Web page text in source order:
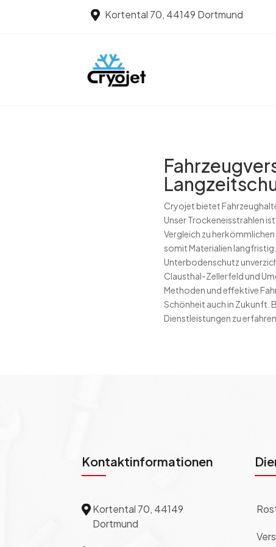
 Kortental 70, 44149 Dortmund
Cryojet bietet
Unser Trockeneisstrahlen
Vergleich zu
somit Materialien
Unterbodenschutz
Clausthal-Zellerfeld und
Methoden und effektive
Schönheit auch in Zukunft.
Dienstleistungen zu
Kontaktinformationen
Kortental 70, 44149
Dortmund